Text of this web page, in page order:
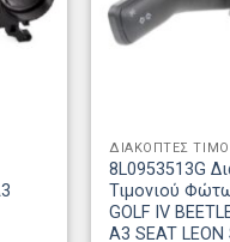
ΔΙΑΚΟΠΤΕΣ
8L0953513G
Τιμονιού
GOLF IV
A3 SEAT LEON